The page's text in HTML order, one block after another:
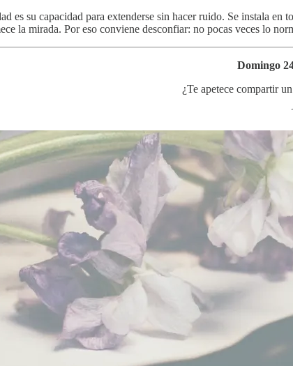
es su capacidad para extenderse sin hacer ruido. Se instala
la mirada. Por eso conviene desconfiar: no pocas veces lo
Domingo
¿Te apetece compartir